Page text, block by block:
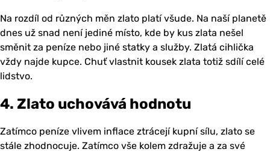
Na rozdíl od různých měn zlato platí všude. Na naší planetě
dnes už snad není jediné místo, kde by kus zlata nešel
směnit za peníze nebo jiné statky a služby. Zlatá cihlička
vždy najde kupce. Chuť vlastnit kousek zlata totiž sdílí celé
lidstvo.
4. Zlato uchovává hodnotu
Zatímco peníze vlivem inflace ztrácejí kupní sílu, zlato se
stále zhodnocuje. Zatímco vše kolem zdražuje a za své